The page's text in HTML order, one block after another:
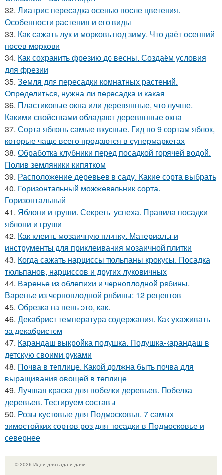
32. Лиатрис пересадка осенью после цветения.
Особенности растения и его виды
33. Как сажать лук и морковь под зиму. Что даёт осенний
посев моркови
34. Как сохранить фрезию до весны. Создаём условия
для фрезии
35. Земля для пересадки комнатных растений.
Определиться, нужна ли пересадка и какая
36. Пластиковые окна или деревянные, что лучше.
Какими свойствами обладают деревянные окна
37. Сорта яблонь самые вкусные. Гид по 9 сортам яблок,
которые чаще всего продаются в супермаркетах
38. Обработка клубники перед посадкой горячей водой.
Полив земляники кипятком
39. Расположение деревьев в саду. Какие сорта выбрать
40. Горизонтальный можжевельник сорта.
Горизонтальный
41. Яблони и груши. Секреты успеха. Правила посадки
яблони и груши
42. Как клеить мозаичную плитку. Материалы и
инструменты для приклеивания мозаичной плитки
43. Когда сажать нарциссы тюльпаны крокусы. Посадка
тюльпанов, нарциссов и других луковичных
44. Варенье из облепихи и черноплодной рябины.
Варенье из черноплодной рябины: 12 рецептов
45. Обрезка на пень это, как.
46. Декабрист температура содержания. Как ухаживать
за декабристом
47. Карандаш выкройка подушка. Подушка-карандаш в
детскую своими руками
48. Почва в теплице. Какой должна быть почва для
выращивания овощей в теплице
49. Лучшая краска для побелки деревьев. Побелка
деревьев. Тестируем составы
50. Розы кустовые для Подмосковья. 7 самых
зимостойких сортов роз для посадки в Подмосковье и
севернее
© 2026 Идеи для сада и дачи